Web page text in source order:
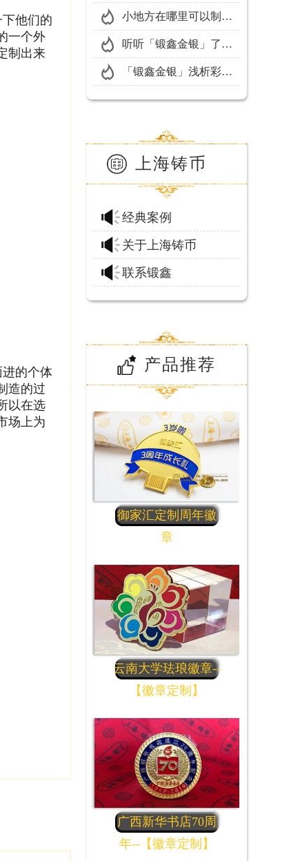
他们的
一个外
制出来
的个体
造的过
以在选
场上为
银」的有关建议
怎么选择？
小地方在哪里可以制作
徽章？「锻鑫金银」的
建议是这样
听听「锻鑫金银」了解
下制造银币生产商如何
选择？
「锻鑫金银」浅析彩银
币市场价格
上海铸币
经典案例
关于上海铸币
联系锻鑫
产品推荐
御家汇定制周年徽
章
云南大学珐琅徽章--
【徽章定制】
广西新华书店70周
年--【徽章定制】